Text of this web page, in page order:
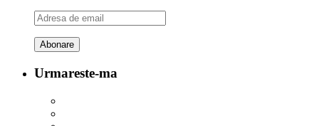
Adresa
de
email
Urmareste-ma